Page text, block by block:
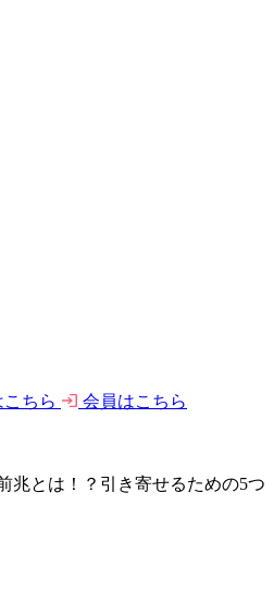
こちら 会員はこちら
兆とは！？引き寄せるための5つ